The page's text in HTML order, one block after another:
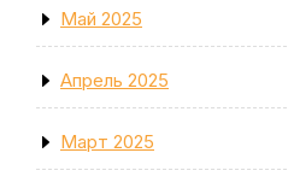
Май 2025
Апрель 2025
Март 2025